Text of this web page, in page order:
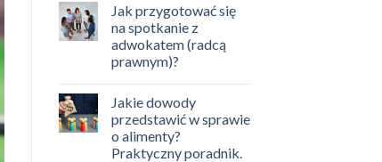
Jak przygotować się
na spotkanie z
adwokatem (radcą
prawnym)?
Jakie dowody
przedstawić w sprawie
o alimenty?
Praktyczny poradnik.